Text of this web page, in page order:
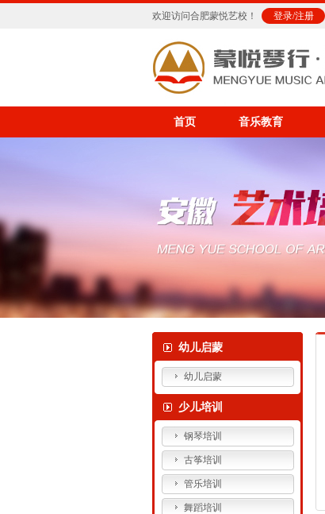
欢迎访问合肥蒙悦艺校！ 登录/注册
首页 音乐教育
幼儿启蒙
幼儿启蒙
少儿培训
钢琴培训
古筝培训
管乐培训
舞蹈培训